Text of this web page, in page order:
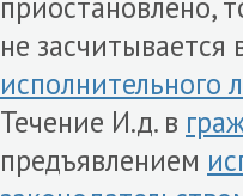
не
исполнительного
Течение И.д. в
предъявлением